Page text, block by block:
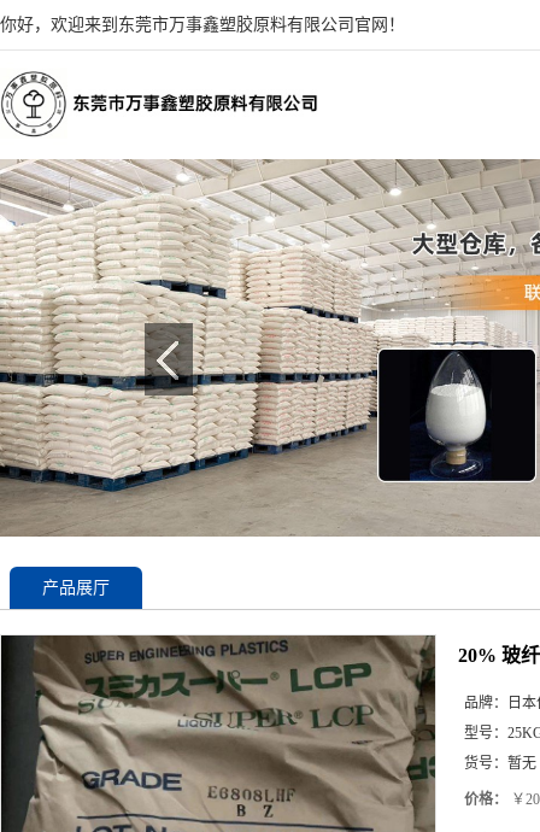
你好，欢迎来到东莞市万事鑫塑胶原料有限公司官网！
产品展厅
20% 玻
品牌：
日
型号：
货号： 暂无
价格： ￥